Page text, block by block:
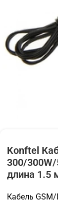
Konftel
300/
длина 1.5
Кабель